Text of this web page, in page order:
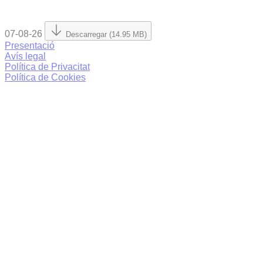
07-08-26 Descarregar (14.95 MB)
Presentació
Avís legal
Política de Privacitat
Política de Cookies